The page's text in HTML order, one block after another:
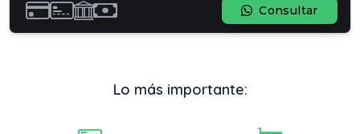
Consultar
Lo más importante: